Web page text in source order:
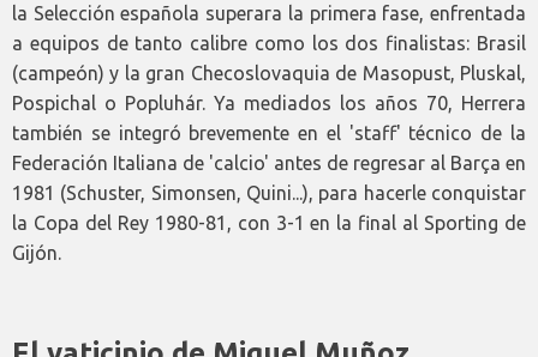
la Selección española superara la primera fase, enfrentada
a equipos de tanto calibre como los dos finalistas: Brasil
(campeón) y la gran Checoslovaquia de Masopust, Pluskal,
Pospichal o Popluhár. Ya mediados los años 70, Herrera
también se integró brevemente en el 'staff' técnico de la
Federación Italiana de 'calcio' antes de regresar al Barça en
1981 (Schuster, Simonsen, Quini...), para hacerle conquistar
la Copa del Rey 1980-81, con 3-1 en la final al Sporting de
Gijón.